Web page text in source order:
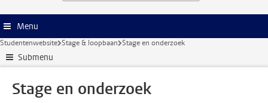
Menu
Studentenwebsite Stage & loopbaan Stage en onderzoek
Submenu
Stage en onderzoek